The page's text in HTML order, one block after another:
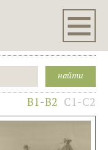
B1-B2 C1-C2